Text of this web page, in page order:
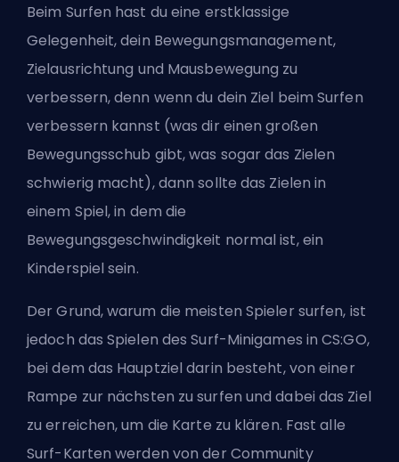
Beim Surfen hast du eine erstklassige
Gelegenheit, dein Bewegungsmanagement,
Zielausrichtung und Mausbewegung zu
verbessern, denn wenn du dein Ziel beim Surfen
verbessern kannst (was dir einen großen
Bewegungsschub gibt, was sogar das Zielen
schwierig macht), dann sollte das Zielen in
einem Spiel, in dem die
Bewegungsgeschwindigkeit normal ist, ein
Kinderspiel sein.
Der Grund, warum die meisten Spieler surfen, ist
jedoch das Spielen des Surf-Minigames in CS:GO,
bei dem das Hauptziel darin besteht, von einer
Rampe zur nächsten zu surfen und dabei das Ziel
zu erreichen, um die Karte zu klären. Fast alle
Surf-Karten werden von der Community